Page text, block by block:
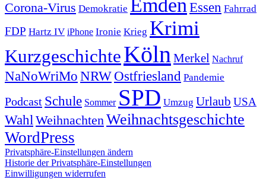
Corona-Virus Demokratie Emden Essen Fahrrad
FDP Hartz IV iPhone Ironie Krieg Krimi
KurzgeschichteKöln Merkel Nachruf
NaNoWriMo NRWOstfriesland Pandemie
Podcast Schule Sommer SPD Umzug Urlaub USA
Wahl Weihnachten Weihnachtsgeschichte
WordPress
Privatsphäre-Einstellungen ändern
Historie der Privatsphäre-Einstellungen
Einwilligungen widerrufen